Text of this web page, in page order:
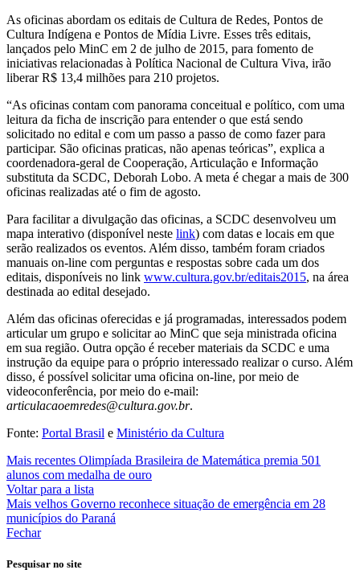
As oficinas abordam os editais de Cultura de Redes, Pontos de
Cultura Indígena e Pontos de Mídia Livre. Esses três editais,
lançados pelo MinC em 2 de julho de 2015, para fomento de
iniciativas relacionadas à Política Nacional de Cultura Viva, irão
liberar R$ 13,4 milhões para 210 projetos.
“As oficinas contam com panorama conceitual e político, com uma
leitura da ficha de inscrição para entender o que está sendo
solicitado no edital e com um passo a passo de como fazer para
participar. São oficinas praticas, não apenas teóricas”, explica a
coordenadora-geral de Cooperação, Articulação e Informação
substituta da SCDC, Deborah Lobo. A meta é chegar a mais de 300
oficinas realizadas até o fim de agosto.
Para facilitar a divulgação das oficinas, a SCDC desenvolveu um
mapa interativo (disponível neste link) com datas e locais em que
serão realizados os eventos. Além disso, também foram criados
manuais on-line com perguntas e respostas sobre cada um dos
editais, disponíveis no link www.cultura.gov.br/editais2015, na área
destinada ao edital desejado.
Além das oficinas oferecidas e já programadas, interessados podem
articular um grupo e solicitar ao MinC que seja ministrada oficina
em sua região. Outra opção é receber materiais da SCDC e uma
instrução da equipe para o próprio interessado realizar o curso. Além
disso, é possível solicitar uma oficina on-line, por meio de
videoconferência, por meio do e-mail:
articulacaoemredes@cultura.gov.br.
Fonte: Portal Brasil e Ministério da Cultura
Mais recentes Olimpíada Brasileira de Matemática premia 501
alunos com medalha de ouro
Voltar para a lista
Mais velhos Governo reconhece situação de emergência em 28
municípios do Paraná
Fechar
Pesquisar no site